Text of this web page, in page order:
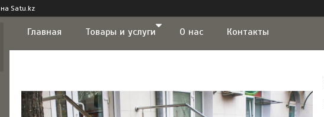
на Satu.kz
Главная Товары и услуги О нас Контакты